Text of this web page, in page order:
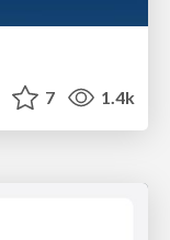
7 1.4k